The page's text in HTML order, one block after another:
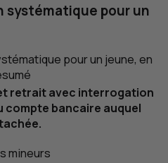
systématique pour un
pour un jeune, en
retrait avec interrogation
compte bancaire auquel
mineurs